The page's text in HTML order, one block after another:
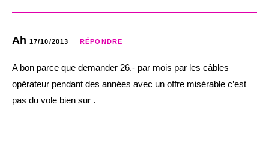
Ah 17/10/2013 RÉPONDRE
A bon parce que demander 26.- par mois par les câbles
opérateur pendant des années avec un offre misérable c’est
pas du vole bien sur .